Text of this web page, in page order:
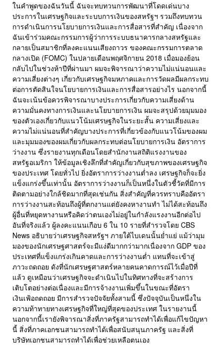
ในคำพูดของฉันวันนี้ ฉันจะทบทวนการพัฒนาที่โดดเด่นบาง
ประการในเศรษฐกิจและระบบการเงินของสหรัฐฯ รวมถึงทบทวน
การดำเนินการนโยบายการเงินและการสื่อสารที่สำคัญ เนื่องจาก
ฉันเข้าร่วมคณะกรรมการผู้ว่าการระบบธนาคารกลางสหรัฐและ
กลายเป็นสมาชิกที่ลงคะแนนเสียงถาวร ของคณะกรรมการตลาด
กลางเปิด (FOMC) ในปลายเดือนพฤศจิกายน 2018 เมื่อมองย้อน
กลับไปในช่วงห้าปีที่ผ่านมา ผมจะพิจารณาว่าความไม่แน่นอนและ
ความเสี่ยงต่างๆ เกี่ยวกับเศรษฐกิจมหภาคและการวัดผลมีผลกระทบ
ต่อการตัดสินใจนโยบายการเงินและการสื่อสารอย่างไร นอกจากนี้
ฉันจะเน้นข้อควรพิจารณาบางประการเกี่ยวกับความเสี่ยงด้าน
ความมั่นคงทางการเงินและนโยบายการเงิน ผมจะสรุปด้วยมุมมอง
ของตัวเองเกี่ยวกับแนวโน้มเศรษฐกิจในระยะสั้น ความเสี่ยงและ
ความไม่แน่นอนที่สำคัญบางประการที่เกี่ยวข้องกับแนวโน้มของผม
และมุมมองของผมเกี่ยวกับผลกระทบต่อนโยบายการเงิน อัตราการ
ว่างงาน ซึ่งรายงานทุกเดือนโดยสำนักงานสถิติแรงงานของ
สหรัฐอเมริกา ให้ข้อมูลเชิงลึกที่สำคัญเกี่ยวกับสุขภาพของเศรษฐกิจ
ของประเทศ โดยทั่วไป ยิ่งอัตราการว่างงานต่ำลง เศรษฐกิจก็จะยิ่ง
แข็งแกร่งขึ้นเท่านั้น อัตราการว่างงานก็เป็นหนึ่งในตัวชี้วัดที่มีการ
ติดตามอย่างใกล้ชิดมากที่สุดเช่นกัน สิ่งสำคัญที่ควรทราบคืออัตรา
การว่างงานสะท้อนถึงผู้ที่ตกงานแต่ยังคงหางานทำ ไม่ได้สะท้อนถึง
ผู้อื่นที่หยุดหางานหรือคิดว่าตนเองไม่อยู่ในกำลังแรงงานอีกต่อไป
อันที่จริงแล้ว ผู้ลงคะแนนเกือบ 6 ใน 10 รายที่สำรวจโดย CBS
News อธิบายว่าเศรษฐกิจสหรัฐฯ ภายใต้ไบเดนนั้นย่ำแย่ แม้ว่ามุม
มองของนักเศรษฐศาสตร์จะมีแง่ดีมากกว่ามากเนื่องจาก GDP ของ
ประเทศที่แข็งแกร่งเกินคาดและการว่างงานต่ำ แทนที่จะเข้าสู่
ภาวะถดถอย ดังที่นักเศรษฐศาสตร์หลายคนคาดการณ์ไว้เมื่อปีที่
แล้ว ดูเหมือนว่าเศรษฐกิจจะดำเนินไปในทิศทางที่จะสร้างการ
เติบโตอย่างต่อเนื่องและมีการจ้างงานเพิ่มขึ้นในขณะที่อัตรา
เงินเฟ้อถดถอย มีการสำรวจปัจจัยทั้งสามนี้ ซึ่งปัจจุบันเป็นหนึ่งใน
ความท้าทายทางเศรษฐกิจที่ใหญ่ที่สุดของประเทศ ในรายงานนี้
นอกจากนี้เรายังพิจารณาสิ่งที่ภาครัฐสามารถทำได้เพื่อแก้ไขปัญหา
นี้ สิ่งที่ภาคเอกชนสามารถทำได้เพื่อสนับสนุนภาครัฐ และสิ่งที่
บริษัทเอกชนสามารถทำได้เพื่อช่วยเหลือตนเอง